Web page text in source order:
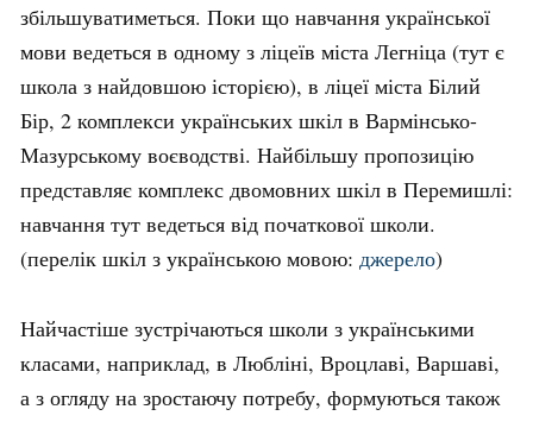
збільшуватиметься. Поки що навчання української
мови ведеться в одному з ліцеїв міста Легніца (тут є
школа з найдовшою історією), в ліцеї міста Білий
Бір, 2 комплекси українських шкіл в Вармінсько-
Мазурському воєводстві. Найбільшу пропозицію
представляє комплекс двомовних шкіл в Перемишлі:
навчання тут ведеться від початкової школи.
(перелік шкіл з українською мовою: джерело)
Найчастіше зустрічаються школи з українськими
класами, наприклад, в Любліні, Вроцлаві, Варшаві,
а з огляду на зростаючу потребу, формуються також